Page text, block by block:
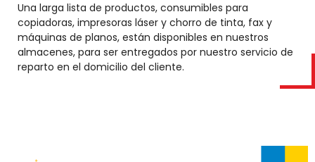
Una larga lista de productos, consumibles para
copiadoras, impresoras láser y chorro de tinta, fax y
máquinas de planos, están disponibles en nuestros
almacenes, para ser entregados por nuestro servicio de
reparto en el domicilio del cliente.